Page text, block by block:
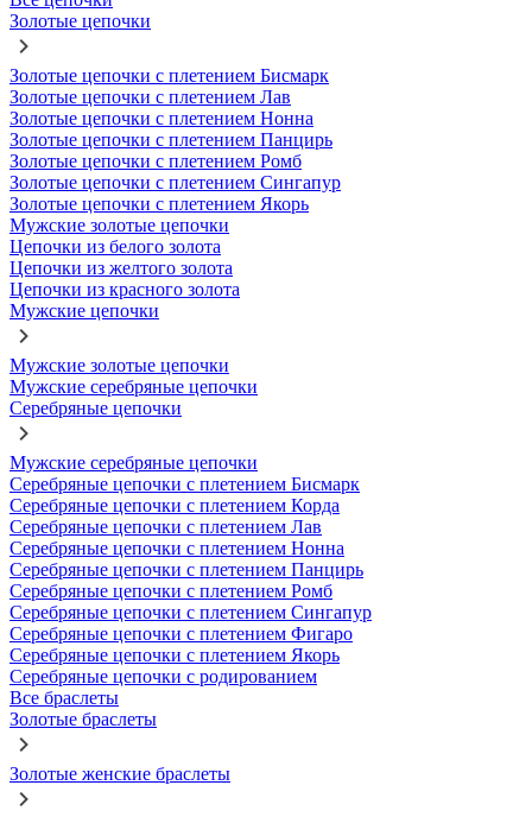
Золотые цепочки
Золотые цепочки с плетением Бисмарк
Золотые цепочки с плетением Лав
Золотые цепочки с плетением Нонна
Золотые цепочки с плетением Панцирь
Золотые цепочки с плетением Ромб
Золотые цепочки с плетением Сингапур
Золотые цепочки с плетением Якорь
Мужские золотые цепочки
Цепочки из белого золота
Цепочки из желтого золота
Цепочки из красного золота
Мужские цепочки
Мужские золотые цепочки
Мужские серебряные цепочки
Серебряные цепочки
Мужские серебряные цепочки
Серебряные цепочки с плетением Бисмарк
Серебряные цепочки с плетением Корда
Серебряные цепочки с плетением Лав
Серебряные цепочки с плетением Нонна
Серебряные цепочки с плетением Панцирь
Серебряные цепочки с плетением Ромб
Серебряные цепочки с плетением Сингапур
Серебряные цепочки с плетением Фигаро
Серебряные цепочки с плетением Якорь
Серебряные цепочки с родированием
Все браслеты
Золотые браслеты
Золотые женские браслеты